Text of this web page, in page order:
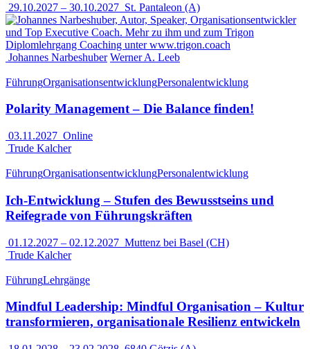
29.10.2027 – 30.10.2027 St. Pantaleon (A)
Johannes Narbeshuber Werner A. Leeb
FührungOrganisationsentwicklungPersonalentwicklung
Polarity Management – Die Balance finden!
03.11.2027 Online
Trude Kalcher
FührungOrganisationsentwicklungPersonalentwicklung
Ich-Entwicklung – Stufen des Bewusstseins und
Reifegrade von Führungskräften
01.12.2027 – 02.12.2027 Muttenz bei Basel (CH)
Trude Kalcher
FührungLehrgänge
Mindful Leadership: Mindful Organisation – Kultur
transformieren, organisationale Resilienz entwickeln